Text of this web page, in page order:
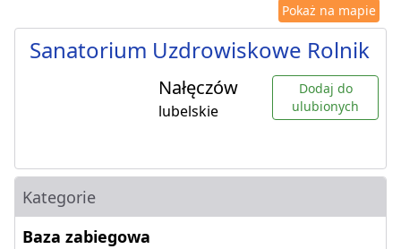
Pokaż na mapie
Sanatorium Uzdrowiskowe Rolnik
Nałęczów
lubelskie
Dodaj do
ulubionych
Kategorie
Baza zabiegowa